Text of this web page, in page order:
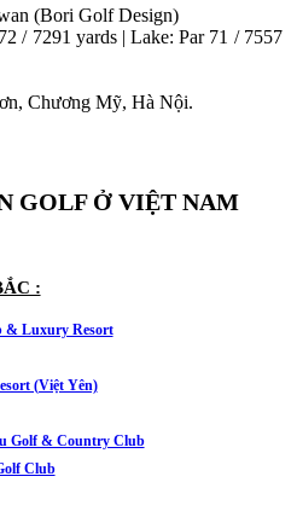
(Bori Golf Design)
/ 7291 yards | Lake: Par 71 / 7557
Chương Mỹ, Hà Nội.
GOLF Ở VIỆT NAM
:
& Luxury Resort
(Việt Yên)
Golf & Country Club
Club